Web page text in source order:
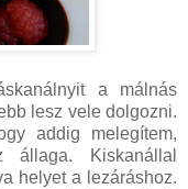
a málnás
lesz vele dolgozni.
addig melegítem,
Kiskanállal
helyet a lezáráshoz.